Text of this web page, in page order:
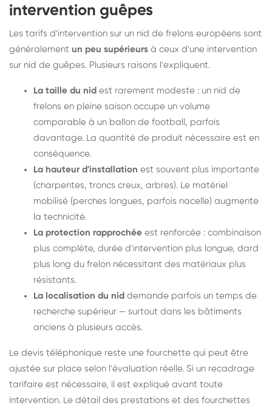
intervention guêpes
Les tarifs d'intervention sur un nid de frelons européens sont
généralement un peu supérieurs à ceux d'une intervention
sur nid de guêpes. Plusieurs raisons l'expliquent.
La taille du nid est rarement modeste : un nid de
frelons en pleine saison occupe un volume
comparable à un ballon de football, parfois
davantage. La quantité de produit nécessaire est en
conséquence.
La hauteur d'installation est souvent plus importante
(charpentes, troncs creux, arbres). Le matériel
mobilisé (perches longues, parfois nacelle) augmente
la technicité.
La protection rapprochée est renforcée : combinaison
plus complète, durée d'intervention plus longue, dard
plus long du frelon nécessitant des matériaux plus
résistants.
La localisation du nid demande parfois un temps de
recherche supérieur — surtout dans les bâtiments
anciens à plusieurs accès.
Le devis téléphonique reste une fourchette qui peut être
ajustée sur place selon l'évaluation réelle. Si un recadrage
tarifaire est nécessaire, il est expliqué avant toute
intervention. Le détail des prestations et des fourchettes